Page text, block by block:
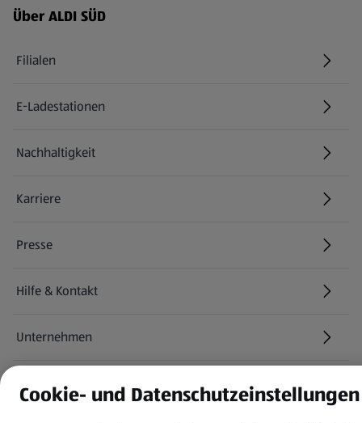
Über ALDI SÜD
Filialen
E-Ladestationen
Nachhaltigkeit
Karriere
Presse
Hilfe & Kontakt
(öffnet in einem neuen Tab)
Unternehmen
Folge uns hier:
Cookie- und Datenschutzeinstellungen